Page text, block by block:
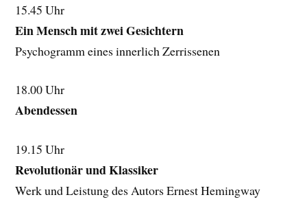
15.45 Uhr
Ein Mensch mit zwei Gesichtern
Psychogramm eines innerlich Zerrissenen
18.00 Uhr
Abendessen
19.15 Uhr
Revolutionär und Klassiker
Werk und Leistung des Autors Ernest Hemingway